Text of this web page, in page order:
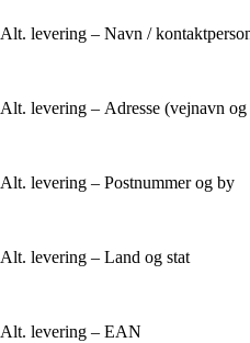
Alt. levering – Navn /
Alt. levering – Adresse (vejnavn
Alt. levering – Postnummer og by
Alt. levering – Land og stat
Alt. levering – EAN